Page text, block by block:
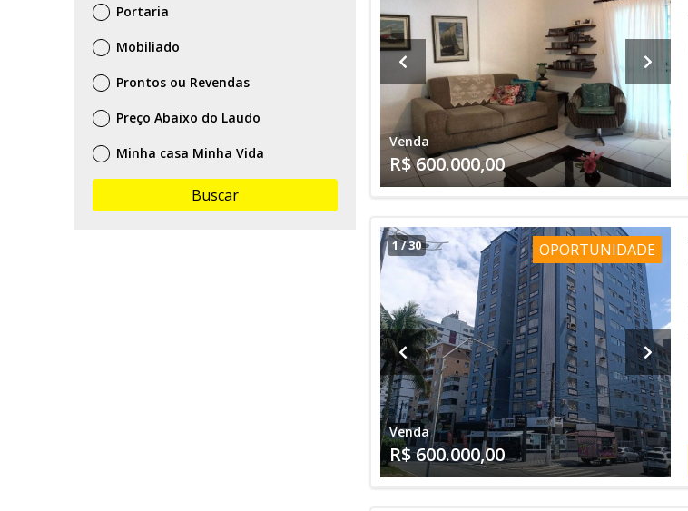
Portaria
Mobiliado
Prontos ou Revendas
Preço Abaixo do Laudo
Minha casa Minha Vida
Buscar
Venda
R$ 600.000,00
1/30 OPORTUNIDADE
Venda
R$ 600.000,00